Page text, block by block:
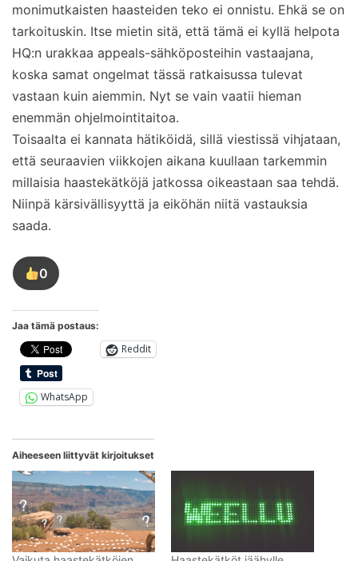
monimutkaisten haasteiden teko ei onnistu. Ehkä se on
tarkoituskin. Itse mietin sitä, että tämä ei kyllä helpota
HQ:n urakkaa appeals-sähköposteihin vastaajana,
koska samat ongelmat tässä ratkaisussa tulevat
vastaan kuin aiemmin. Nyt se vain vaatii hieman
enemmän ohjelmointitaitoa.
Toisaalta ei kannata hätiköidä, sillä viestissä vihjataan,
että seuraavien viikkojen aikana kuullaan tarkemmin
millaisia haastekätköjä jatkossa oikeastaan saa tehdä.
Niinpä kärsivällisyyttä ja eiköhän niitä vastauksia
saada.
0
Tykkää
tästä
Jaa tämä postaus:
Reddit
WhatsApp
Aiheeseen liittyvät kirjoitukset